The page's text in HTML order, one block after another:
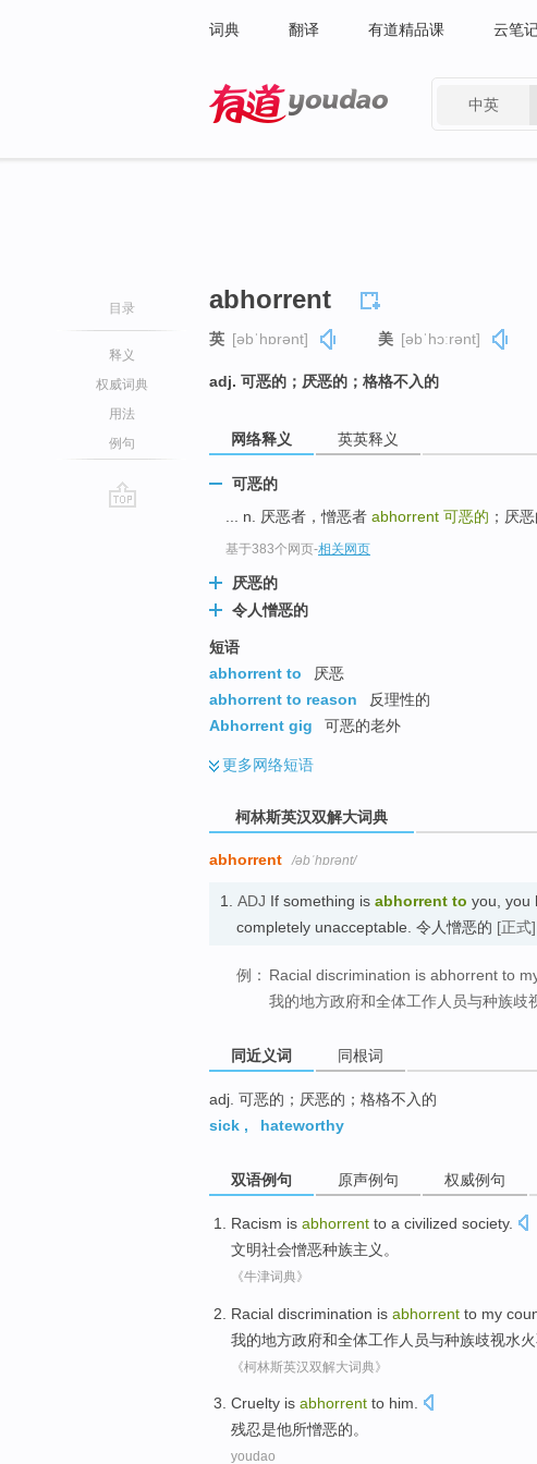
词典 翻译 有道精品课 云笔
中英
目录
释义
权威词典
用法
例句
abhorrent
英 [əbˈhɒrənt] 美 [əbˈhɔːrənt]
adj. 可恶的；厌恶的；格格不入的
网络释义 英英释义
可恶的
... n. 厌恶者，憎恶者 abhorrent 可恶的 ；厌
基于383个网页-相关网页
厌恶的
令人憎恶的
短语
abhorrent to
厌恶
abhorrent to reason
反理性的
Abhorrent gig
可恶的老外
更多网络短语
柯林斯英汉双解大词典
abhorrent /əbˈhɒrənt/
1. ADJ If something is abhorrent to you, you
completely unacceptable. 令人憎恶的 [正式]
例： Racial discrimination is abhorrent to
我的地方政府和全体工作人员与种族歧
同近义词 同根词
adj. 可恶的；厌恶的；格格不入的
sick , hateworthy
双语例句 原声例句 权威例句
Racism is abhorrent to a civilized society.
文明社会憎恶种族主义。
《牛津词典》
Racial discrimination is abhorrent to my
我的地方政府和全体工作人员与种族歧视水火
《柯林斯英汉双解大词典》
Cruelty is abhorrent to him.
残忍是他所憎恶的。
youdao